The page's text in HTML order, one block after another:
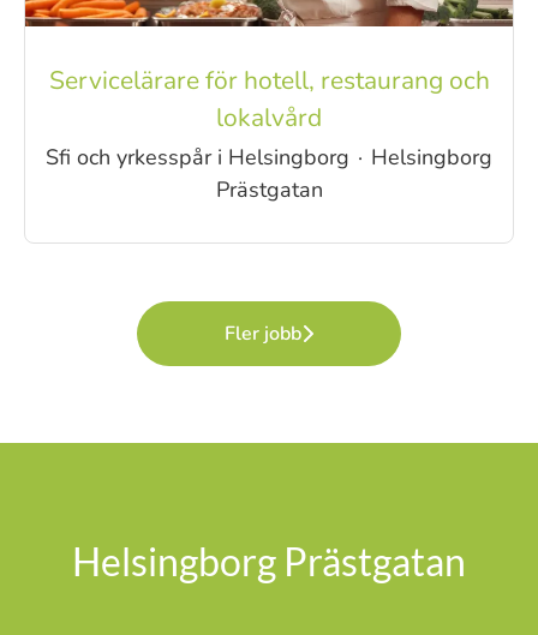
Servicelärare för hotell, restaurang och
lokalvård
Sfi och yrkesspår i Helsingborg · Helsingborg
Prästgatan
Fler jobb
Helsingborg Prästgatan